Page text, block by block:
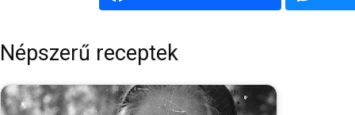
Népszerű receptek